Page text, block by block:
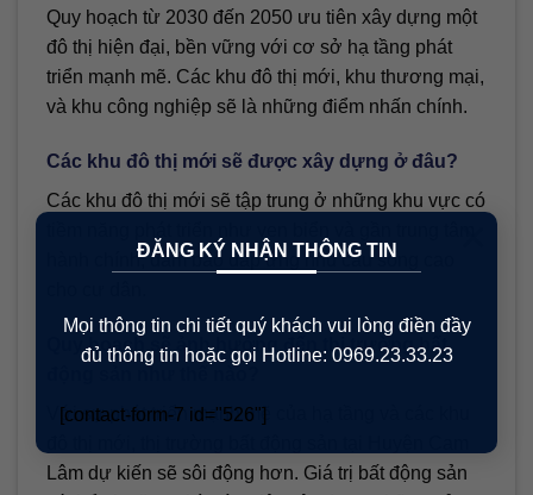
ĐĂNG KÝ NHẬN THÔNG TIN
Mọi thông tin chi tiết quý khách vui lòng điền đầy
đủ thông tin hoặc gọi Hotline: 0969.23.33.23
[contact-form-7 id="526"]
Quy hoạch từ 2030 đến 2050 ưu tiên xây dựng một
đô thị hiện đại, bền vững với cơ sở hạ tầng phát
triển mạnh mẽ. Các khu đô thị mới, khu thương mại,
và khu công nghiệp sẽ là những điểm nhấn chính.
Các khu đô thị mới sẽ được xây dựng ở đâu?
Các khu đô thị mới sẽ tập trung ở những khu vực có
hành chính, đảm bảo đáp ứng nhu cầu sống cao
Quy hoạch sẽ ảnh hưởng đến thị trường bất
Với sự phát triển mạnh mẽ của hạ tầng và các khu
Lâm dự kiến sẽ sôi động hơn. Giá trị bất động sản